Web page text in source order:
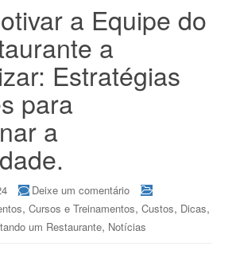
a Equipe do
a
Estratégias
para
a
Deixe um comentário
, Cursos e Treinamentos, Custos, Dicas,
um Restaurante, Notícias